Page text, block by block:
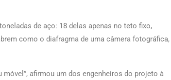
de aço: 18 delas apenas no teto fixo,
como o diafragma de uma câmera fotográfica,
afirmou um dos engenheiros do projeto à